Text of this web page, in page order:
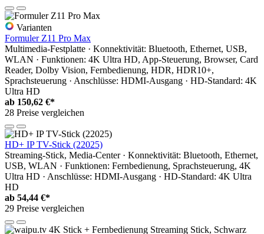
Varianten
Formuler Z11 Pro Max
Multimedia-Festplatte · Konnektivität: Bluetooth, Ethernet, USB,
WLAN · Funktionen: 4K Ultra HD, App-Steuerung, Browser, Card
Reader, Dolby Vision, Fernbedienung, HDR, HDR10+,
Sprachsteuerung · Anschlüsse: HDMI-Ausgang · HD-Standard: 4K
Ultra HD
ab 150,62 €*
28 Preise vergleichen
HD+ IP TV-Stick (22025)
Streaming-Stick, Media-Center · Konnektivität: Bluetooth, Ethernet,
USB, WLAN · Funktionen: Fernbedienung, Sprachsteuerung, 4K
Ultra HD · Anschlüsse: HDMI-Ausgang · HD-Standard: 4K Ultra
HD
ab 54,44 €*
29 Preise vergleichen